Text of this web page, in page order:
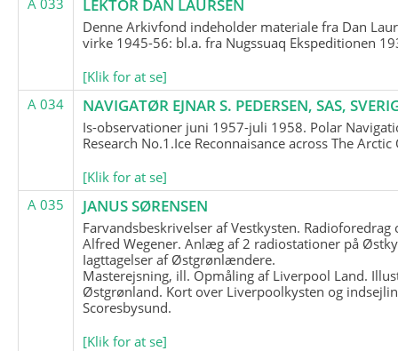
LEKTOR DAN LAURSEN
Denne Arkivfond indeholder materiale fra Dan
virke 1945-56: bl.a. fra Nugssuaq Ekspeditionen
[Klik for at se]
A 034
NAVIGATØR EJNAR S. PEDERSEN, SAS,
Is-observationer juni 1957-juli 1958. Polar
Research No.1.Ice Reconnaisance across The Arctic
[Klik for at se]
A 035
JANUS SØRENSEN
Farvandsbeskrivelser af Vestkysten. Radioforedrag
Alfred Wegener. Anlæg af 2 radiostationer på
Iagttagelser af Østgrønlændere.
Masterejsning, ill. Opmåling af Liverpool Land.
Østgrønland. Kort over Liverpoolkysten og
Scoresbysund.
[Klik for at se]